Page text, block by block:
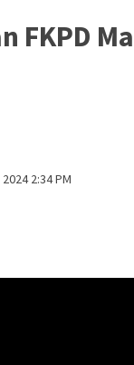
FKPD
2:34 PM